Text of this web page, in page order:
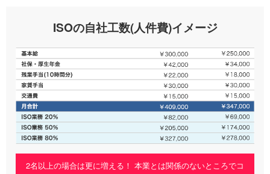
ISOの自社工数(人件費)イメージ
2名以上の場合は更に増える！ 本業とは関係のないところでコ